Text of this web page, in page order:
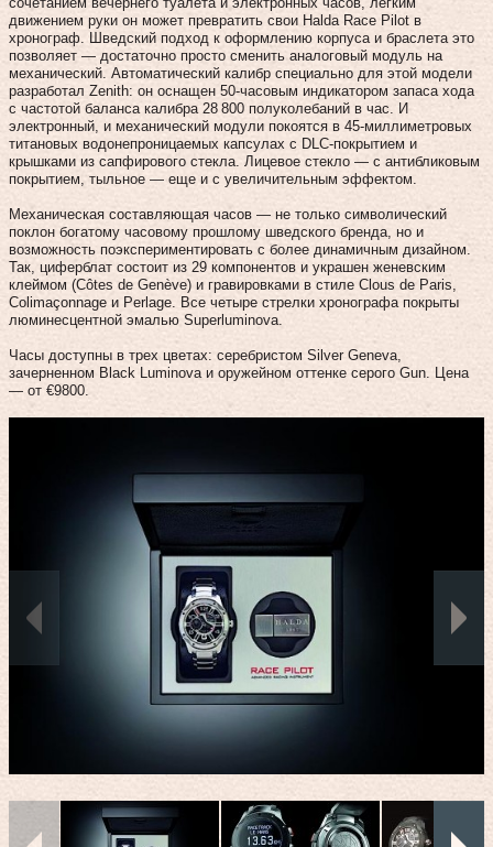
движением руки он может превратить свои Halda Race Pilot в
хронограф. Шведский подход к оформлению корпуса и браслета это
позволяет — достаточно просто сменить аналоговый модуль на
механический. Автоматический калибр специально для этой модели
разработал Zenith: он оснащен 50‑часовым индикатором запаса хода
с частотой баланса калибра 28 800 полуколебаний в час. И
электронный, и механический модули покоятся в 45‑миллиметровых
титановых водонепроницаемых капсулах с DLC-покрытием и
крышками из сапфирового стекла. Лицевое стекло — с антибликовым
покрытием, тыльное — еще и с увеличительным эффектом.
Механическая составляющая часов — не только символический
поклон богатому часовому прошлому шведского бренда, но и
возможность поэкспериментировать с более динамичным дизайном.
Так, циферблат состоит из 29 компонентов и украшен женевским
клеймом (Côtes de Genève) и гравировками в стиле Clous de Paris,
Colimaçonnage и Perlage. Все четыре стрелки хронографа покрыты
люминесцентной эмалью Superluminova.
Часы доступны в трех цветах: серебристом Silver Geneva,
зачерненном Black Luminova и оружейном оттенке серого Gun. Цена
— от €9800.